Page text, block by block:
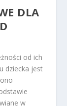
DLA
od ich
dziecka jest
w